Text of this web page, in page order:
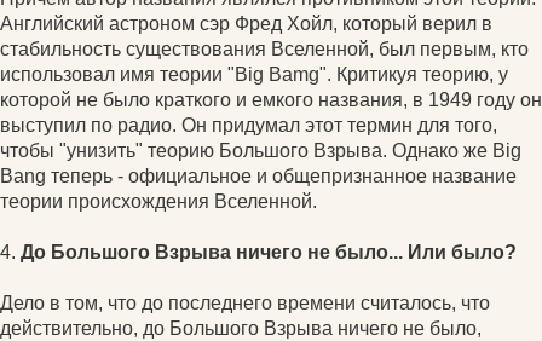
Английский астроном сэр Фред Хойл, который верил в
стабильность существования Вселенной, был первым, кто
использовал имя теории "Big Bamg". Критикуя теорию, у
которой не было краткого и емкого названия, в 1949 году он
выступил по радио. Он придумал этот термин для того,
чтобы "унизить" теорию Большого Взрыва. Однако же Big
Bang теперь - официальное и общепризнанное название
теории происхождения Вселенной.
4. До Большого Взрыва ничего не было... Или было?
Дело в том, что до последнего времени считалось, что
действительно, до Большого Взрыва ничего не было,